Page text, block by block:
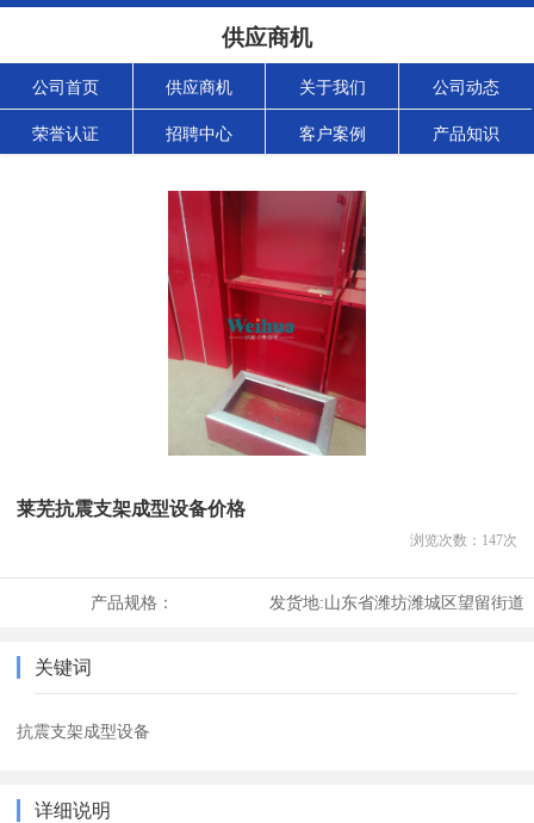
供应商机
公司首页 供应商机 关于我们 公司动态
荣誉认证 招聘中心 客户案例 产品知识
莱芜抗震支架成型设备价格
浏览次数： 147次
产品规格： 发货地:山东省潍坊潍城区望留街道
关键词
抗震支架成型设备
详细说明